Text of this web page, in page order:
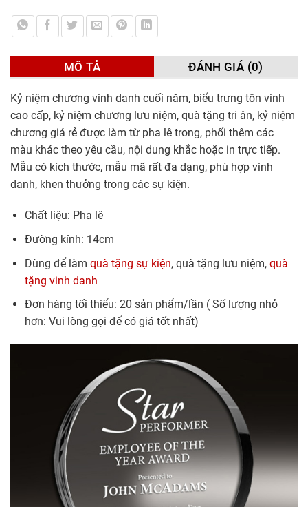
MÔ TẢ ĐÁNH GIÁ (0)
Kỷ niệm chương vinh danh cuối năm, biểu trưng tôn vinh
cao cấp, kỷ niệm chương lưu niệm, quà tặng tri ân, kỷ niệm
chương giá rẻ được làm từ pha lê trong, phối thêm các
màu khác theo yêu cầu, nội dung khắc hoặc in trực tiếp.
Mẫu có kích thước, mẫu mã rất đa dạng, phù hợp vinh
danh, khen thưởng trong các sự kiện.
Chất liệu: Pha lê
Đường kính: 14cm
Dùng để làm quà tặng sự kiện, quà tặng lưu niệm, quà
tặng vinh danh
Đơn hàng tối thiểu: 20 sản phẩm/lần ( Số lượng nhỏ
hơn: Vui lòng gọi để có giá tốt nhất)